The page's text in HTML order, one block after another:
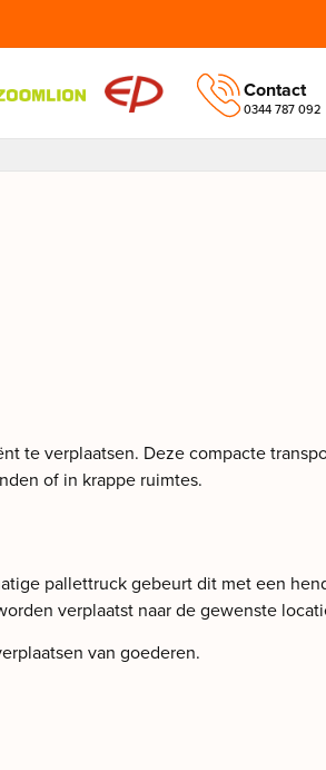
Contact
0344 787 092
te verplaatsen. Deze compacte
of in krappe ruimtes.
pallettruck gebeurt dit met een
verplaatst naar de gewenste
van goederen.